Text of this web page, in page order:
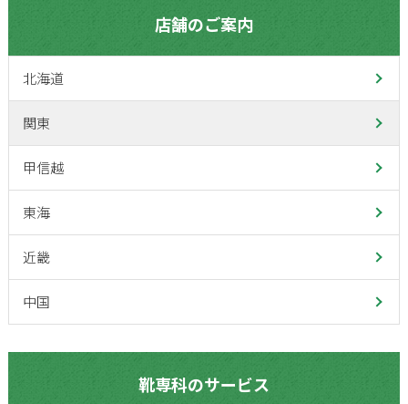
店舗のご案内
北海道
関東
甲信越
東海
近畿
中国
靴専科のサービス